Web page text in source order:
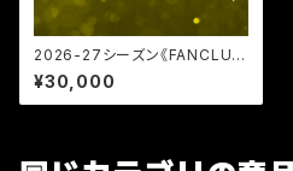
2026-27シーズン《FANCLU
B》GOLD会員
¥30,000